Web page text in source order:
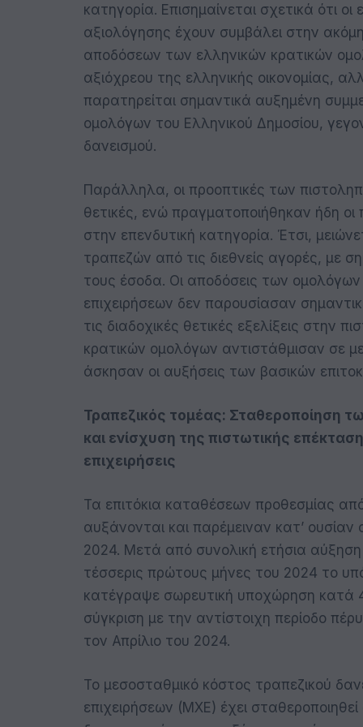
κατηγορία. Επισημαίνεται σχετικά ότι
αξιολόγησης έχουν συμβάλει στην
αποδόσεων των ελληνικών κρατικών
αξιόχρεου της ελληνικής οικονομίας,
παρατηρείται σημαντικά αυξημένη
ομολόγων του Ελληνικού Δημοσίου,
δανεισμού.
Παράλληλα, οι προοπτικές των
θετικές, ενώ πραγματοποιήθηκαν ήδη
στην επενδυτική κατηγορία. Έτσι,
τραπεζών από τις διεθνείς αγορές, με
τους έσοδα. Οι αποδόσεις των
επιχειρήσεων δεν παρουσίασαν
τις διαδοχικές θετικές εξελίξεις στην
κρατικών ομολόγων αντιστάθμισαν σε
άσκησαν οι αυξήσεις των βασικών
Τραπεζικός τομέας: Σταθεροποίηση
και ενίσχυση της πιστωτικής
επιχειρήσεις
Τα επιτόκια καταθέσεων προθεσμίας
αυξάνονται και παρέμειναν κατ’
2024. Μετά από συνολική ετήσια
τέσσερις πρώτους μήνες του 2024 το
κατέγραψε σωρευτική υποχώρηση κατά
σύγκριση με την αντίστοιχη περίοδο
τον Απρίλιο του 2024.
To μεσοσταθμικό κόστος τραπεζικού
επιχειρήσεων (ΜΧΕ) έχει